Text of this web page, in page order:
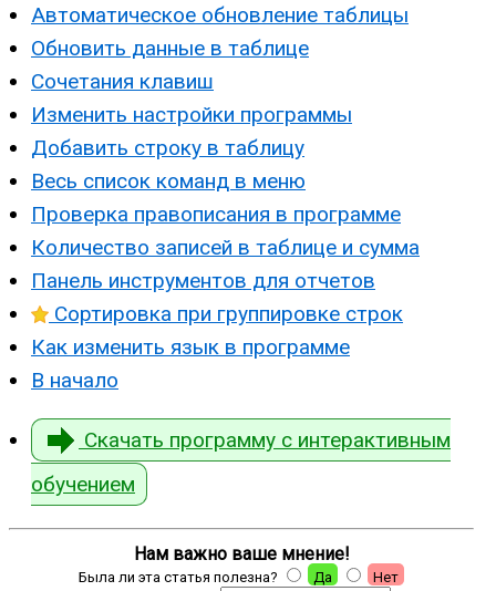
Автоматическое обновление таблицы
Обновить данные в таблице
Сочетания клавиш
Изменить настройки программы
Добавить строку в таблицу
Весь список команд в меню
Проверка правописания в программе
Количество записей в таблице и сумма
Панель инструментов для отчетов
Сортировка при группировке строк
Как изменить язык в программе
В начало
Скачать программу с интерактивным
обучением
Нам важно ваше мнение!
Была ли эта статья полезна? Да
Нет